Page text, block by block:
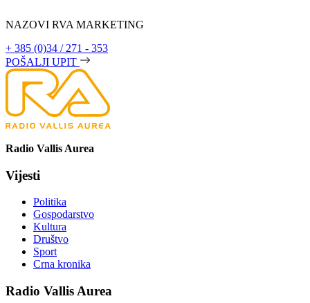
NAZOVI RVA MARKETING
+ 385 (0)34 / 271 - 353
POŠALJI UPIT
Radio Vallis Aurea
Vijesti
Politika
Gospodarstvo
Kultura
Društvo
Sport
Crna kronika
Radio Vallis Aurea